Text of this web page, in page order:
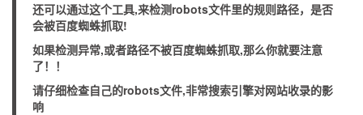
还可以通过这个工具,来检测robots文件里的规则路径，是否
会被百度蜘蛛抓取!
如果检测异常,或者路径不被百度蜘蛛抓取,那么你就要注意
了！！
请仔细检查自己的robots文件,非常搜索引擎对网站收录的影
响